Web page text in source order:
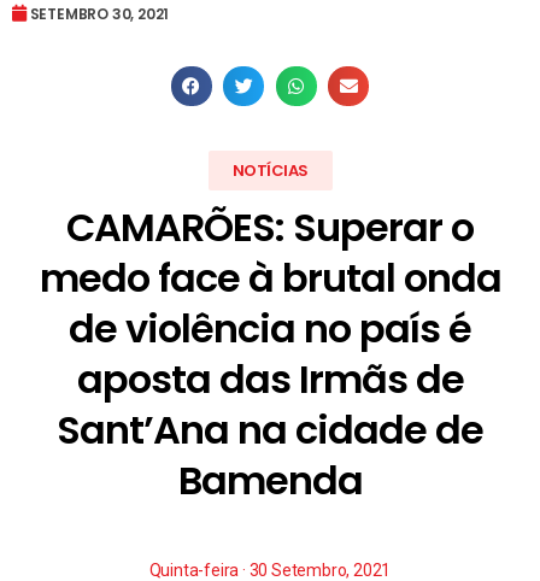
SETEMBRO 30, 2021
NOTÍCIAS
CAMARÕES: Superar o
medo face à brutal onda
de violência no país é
aposta das Irmãs de
Sant’Ana na cidade de
Bamenda
Quinta-feira · 30 Setembro, 2021